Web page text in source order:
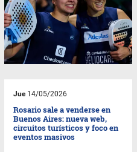
Jue14/05/2026
Rosario sale a venderse en
Buenos Aires: nueva web,
circuitos turísticos y foco en
eventos masivos